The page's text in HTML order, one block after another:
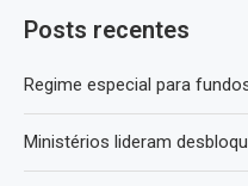
Posts recentes
Regime especial para
Ministérios lideram